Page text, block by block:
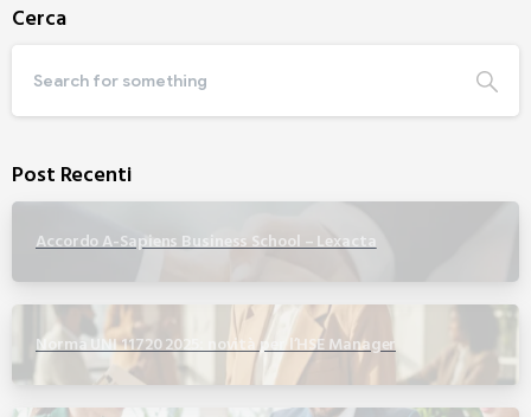
Cerca
Post Recenti
Accordo A-Sapiens Business School – Lexacta
Norma UNI 11720 2025: novità per l’HSE Manager